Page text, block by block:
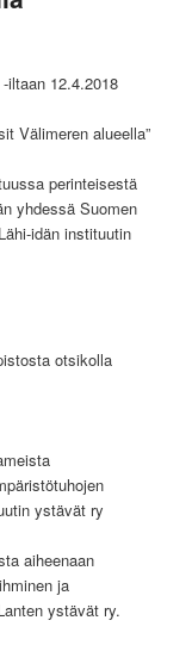
iltaan 12.4.2018
Välimeren alueella”
perinteisestä
yhdessä Suomen
idän instituutin
otsikolla
ystävät ry
aiheenaan
ja
ystävät ry.